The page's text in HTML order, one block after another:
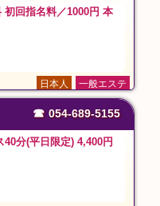
初回指名料／1000円 本
一般エステ
日本人
☎ 054-689-5155
40分(平日限定) 4,400円